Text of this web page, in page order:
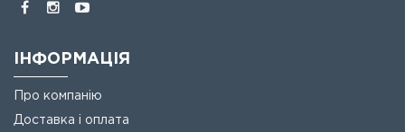
ІНФОРМАЦІЯ
Про компанію
Доставка і оплата